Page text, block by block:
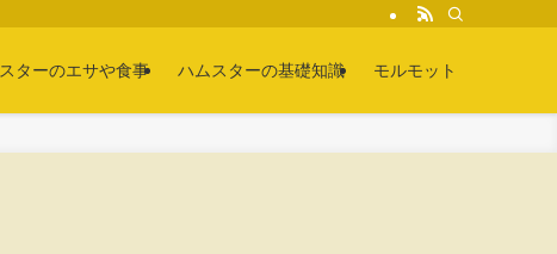
ターのエサや食事 ハムスターの基礎知識 モルモット